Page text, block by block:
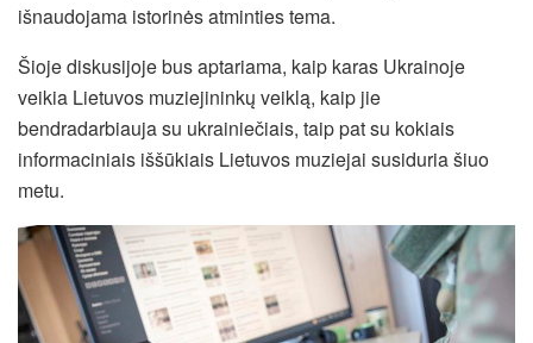
išnaudojama istorinės atminties tema.
Šioje diskusijoje bus aptariama, kaip karas Ukrainoje
veikia Lietuvos muziejininkų veiklą, kaip jie
bendradarbiauja su ukrainiečiais, taip pat su kokiais
informaciniais iššūkiais Lietuvos muziejai susiduria šiuo
metu.